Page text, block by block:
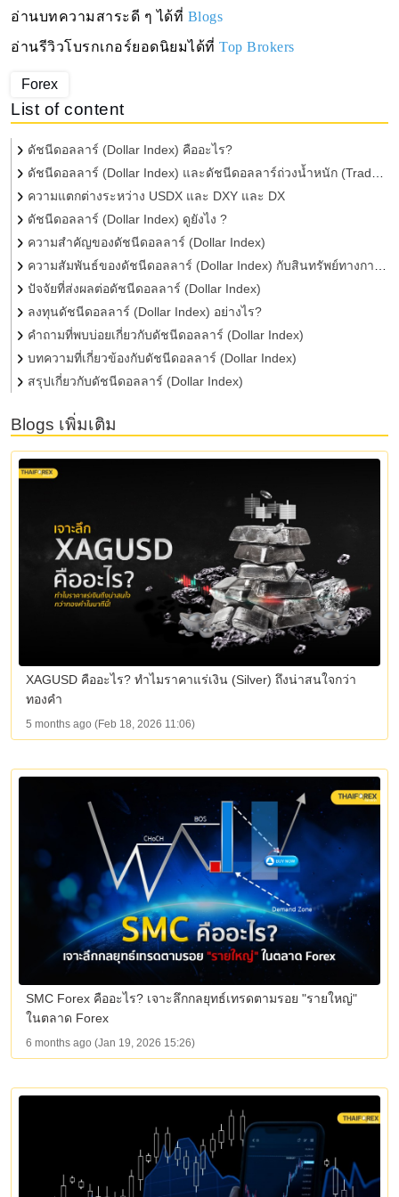
อ่านบทความสาระดี ๆ ได้ที่ Blogs
อ่านรีวิวโบรกเกอร์ยอดนิยมได้ที่ Top Brokers
Forex
List of content
ดัชนีดอลลาร์ (Dollar Index) คืออะไร?
ดัชนีดอลลาร์ (Dollar Index) และดัชนีดอลลาร์ถ่วงน้ำหนัก (Trade
Weighted Dollar Index) แตกต่างกันอย่างไร
ความแตกต่างระหว่าง USDX และ DXY และ DX
ดัชนีดอลลาร์ (Dollar Index) ดูยังไง ?
ความสำคัญของดัชนีดอลลาร์ (Dollar Index)
ความสัมพันธ์ของดัชนีดอลลาร์ (Dollar Index) กับสินทรัพย์ทางการ
เงินต่าง ๆ
ปัจจัยที่ส่งผลต่อดัชนีดอลลาร์ (Dollar Index)
ลงทุนดัชนีดอลลาร์ (Dollar Index) อย่างไร?
คำถามที่พบบ่อยเกี่ยวกับดัชนีดอลลาร์ (Dollar Index)
บทความที่เกี่ยวข้องกับดัชนีดอลลาร์ (Dollar Index)
สรุปเกี่ยวกับดัชนีดอลลาร์ (Dollar Index)
Blogs เพิ่มเติม
XAGUSD คืออะไร? ทำไมราคาแร่เงิน (Silver) ถึงน่าสนใจกว่า
ทองคำ
5 months ago (Feb 18, 2026 11:06)
SMC Forex คืออะไร? เจาะลึกกลยุทธ์เทรดตามรอย "รายใหญ่"
ในตลาด Forex
6 months ago (Jan 19, 2026 15:26)